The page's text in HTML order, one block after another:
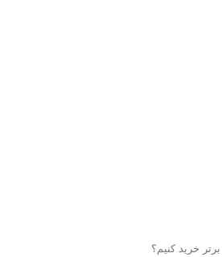
خرید کنیم؟